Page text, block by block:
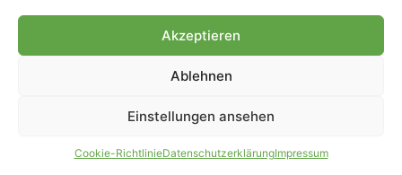
Akzeptieren
Ablehnen
Einstellungen ansehen
Cookie-RichtlinieDatenschutzerklärungImpressum
PARTNER WERDEN
AGB